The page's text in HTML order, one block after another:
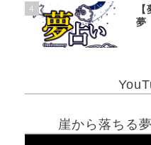
4
夢
崖から落ちる